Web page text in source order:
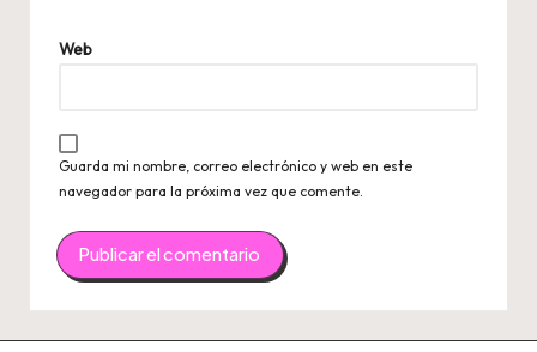
Web
Guarda mi nombre, correo electrónico y web en este
navegador para la próxima vez que comente.